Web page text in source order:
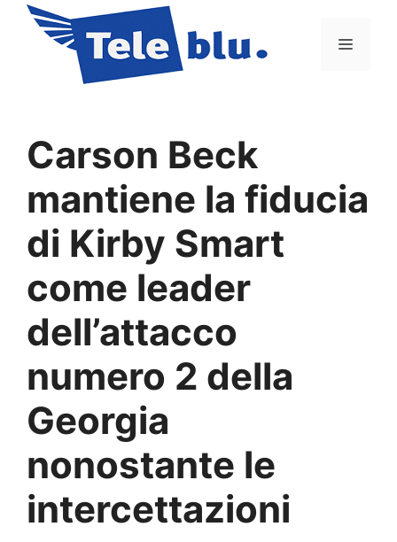
contenuto
Menu
Carson Beck
mantiene la fiducia
di Kirby Smart
come leader
dell’attacco
numero 2 della
Georgia
nonostante le
intercettazioni